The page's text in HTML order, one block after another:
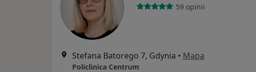
59 opinii
Stefana Batorego 7, Gdynia • Mapa
Policlinica Centrum